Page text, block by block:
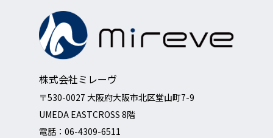
株式会社ミレーヴ
〒530-0027 大阪府大阪市北区堂山町7-9
UMEDA EASTCROSS 8階
電話： 06-4309-6511